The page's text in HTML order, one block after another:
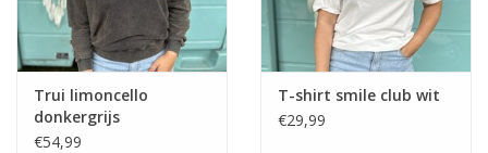
Trui limoncello
donkergrijs
€54,99
T-shirt smile club wit
€29,99